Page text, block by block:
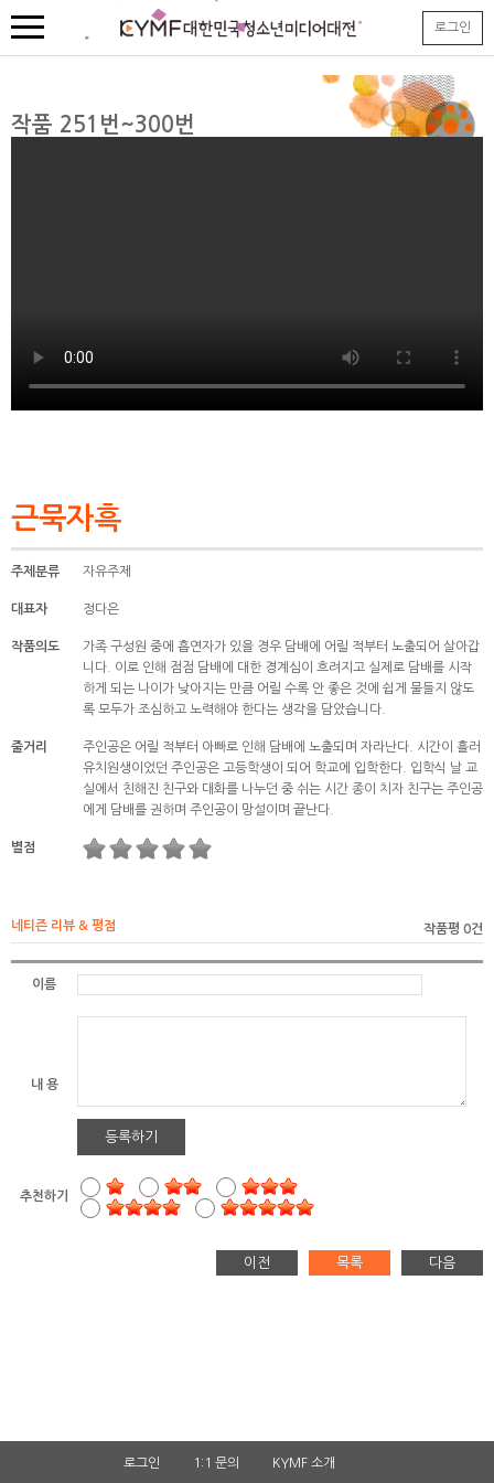
로그인
작품 251번~300번
근묵자흑
주제분류 자유주제
대표자 정다은
작품의도
가족 구성원 중에 흡연자가 있을 경우 담배에 어릴 적부터 노출되어 살아갑
니다. 이로 인해 점점 담배에 대한 경계심이 흐려지고 실제로 담배를 시작
하게 되는 나이가 낮아지는 만큼 어릴 수록 안 좋은 것에 쉽게 물들지 않도
록 모두가 조심하고 노력해야 한다는 생각을 담았습니다.
줄거리
주인공은 어릴 적부터 아빠로 인해 담배에 노출되며 자라난다. 시간이 흘러
유치원생이었던 주인공은 고등학생이 되어 학교에 입학한다. 입학식 날 교
실에서 친해진 친구와 대화를 나누던 중 쉬는 시간 종이 치자 친구는 주인공
에게 담배를 권하며 주인공이 망설이며 끝난다.
별점
네티즌 리뷰 & 평점 작품평 0건
이름
내 용
등록하기
추천하기
이전 목록 다음
로그인 1:1 문의 KYMF 소개